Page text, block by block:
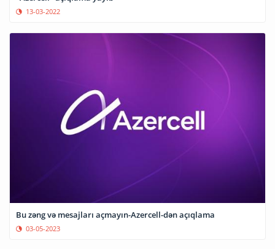
13-03-2022
Bu zəng və mesajları açmayın-Azercell-dən açıqlama
03-05-2023